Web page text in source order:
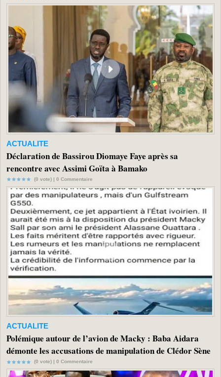
ACTUALITE
Déclaration de Bassirou Diomaye Faye après sa
rencontre avec Assimi Goïta à Bamako
(0 vote) | 0 Commentaire
ACTUALITE
Polémique autour de l’avion de Macky : Baba Aidara
démonte les accusations de manipulation de Clédor Sène
(0 vote) | 0 Commentaire